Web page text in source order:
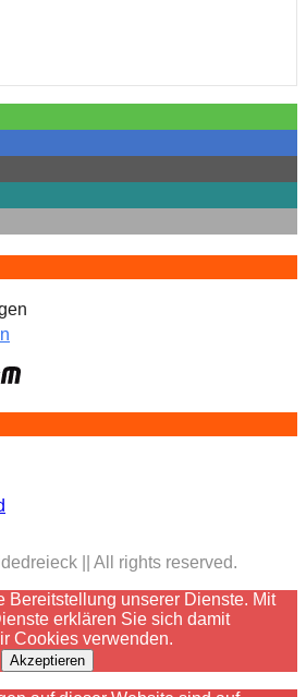
|| All rights reserved.
Bereitstellung unserer Dienste. Mit
erklären Sie sich damit
Cookies verwenden.
Akzeptieren